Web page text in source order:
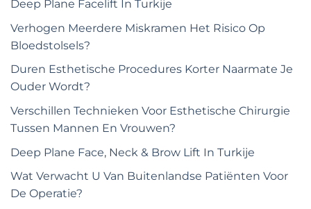
Deep Plane Facelift In Turkije
Verhogen Meerdere Miskramen Het Risico Op
Bloedstolsels?
Duren Esthetische Procedures Korter Naarmate Je
Ouder Wordt?
Verschillen Technieken Voor Esthetische Chirurgie
Tussen Mannen En Vrouwen?
Deep Plane Face, Neck & Brow Lift In Turkije
Wat Verwacht U Van Buitenlandse Patiënten Voor
De Operatie?